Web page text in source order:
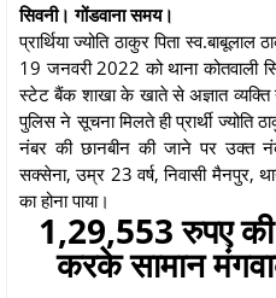
सिवनी। गोंडवाना समय।
प्रार्थिया ज्‍योति ठाकुर पिता
19 जनवरी 2022 को थाना कोतवाली
स्‍टेट बैंक शाखा के खाते से अज्ञात
पुलिस ने सूचना मिलते ही प्रार्थी ज्‍योति
नंबर की छानबीन की जाने पर उक्‍त
सक्‍सेना, उम्र 23 वर्ष, निवासी मैनपुर,
का होना पाया।
1,29,553 रुपए
करके सामान